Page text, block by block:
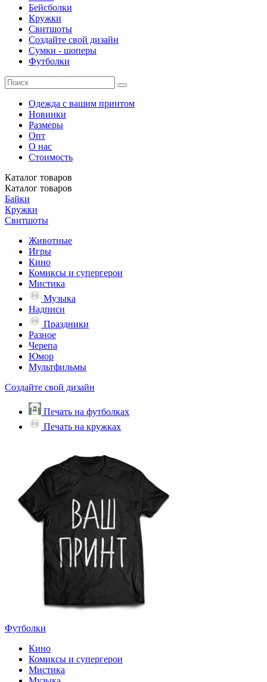
Бейсболки
Кружки
Свитшоты
Создайте свой дизайн
Сумки - шоперы
Футболки
Одежда с вашим принтом
Новинки
Размеры
Опт
О нас
Стоимость
Каталог товаров
Каталог товаров
Байки
Кружки
Свитшоты
Животные
Игры
Кино
Комиксы и супергерои
Мистика
Музыка
Надписи
Праздники
Разное
Черепа
Юмор
Мультфильмы
Создайте свой дизайн
Печать на футболках
Печать на кружках
Футболки
Кино
Комиксы и супергерои
Мистика